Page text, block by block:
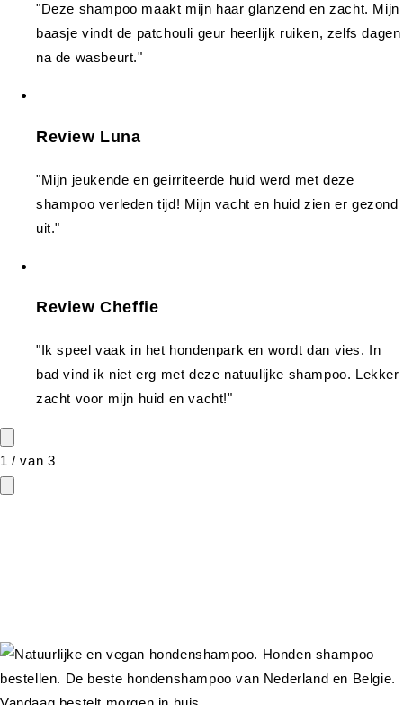
"Deze shampoo maakt mijn haar glanzend en zacht. Mijn
baasje vindt de patchouli geur heerlijk ruiken, zelfs dagen
na de wasbeurt."
Review Luna
"Mijn jeukende en geirriteerde huid werd met deze
shampoo verleden tijd! Mijn vacht en huid zien er gezond
uit."
Review Cheffie
"Ik speel vaak in het hondenpark en wordt dan vies. In
bad vind ik niet erg met deze natuulijke shampoo. Lekker
zacht voor mijn huid en vacht!"
1 /van 3